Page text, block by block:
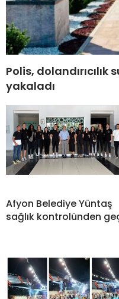
Polis,
yakaladı
Afyon Belediye Yüntaş
sağlık kontrolünden